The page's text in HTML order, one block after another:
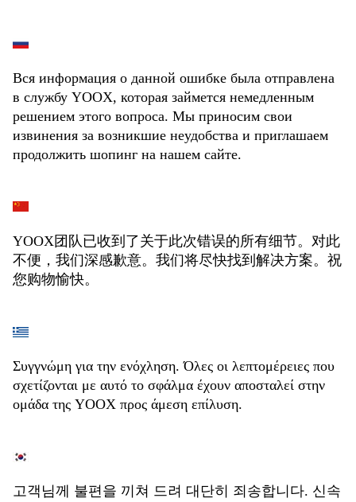
Вся информация о данной ошибке была отправлена
в службу YOOX, которая займется немедленным
решением этого вопроса. Мы приносим свои
извинения за возникшие неудобства и приглашаем
продолжить шопинг на нашем сайте.
YOOX团队已收到了关于此次错误的所有细节。对此
不便，我们深感歉意。我们将尽快找到解决方案。祝
您购物愉快。
Συγγνώμη για την ενόχληση. Όλες οι λεπτομέρειες που
σχετίζονται με αυτό το σφάλμα έχουν αποσταλεί στην
ομάδα της YOOX προς άμεση επίλυση.
고객님께 불편을 끼쳐 드려 대단히 죄송합니다. 신속